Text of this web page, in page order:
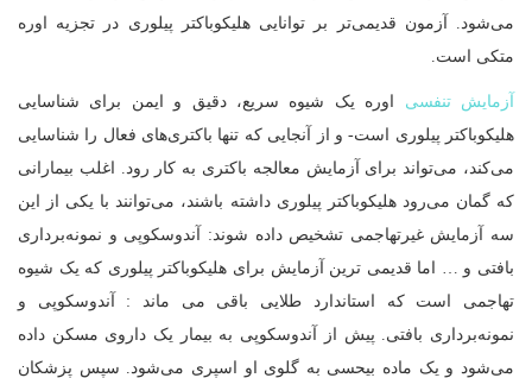
می‌‌شود. آزمون قدیمی‌تر بر توانایی هلیکوباکتر پیلوری در تجزیه اوره
متکی است.
آزمایش تنفسی اوره یک شیوه سریع، دقیق و ایمن برای شناسایی
هلیکوباکتر پیلوری است- و از آنجایی که تنها باکتری‌های فعال را شناسایی
می‌کند، می‌تواند برای آزمایش معالجه باکتری به کار رود. اغلب بیمارانی
که گمان می‌رود هلیکوباکتر پیلوری داشته باشند، می‌توانند با یکی از این
سه آزمایش غیرتهاجمی تشخیص داده شوند: آندوسکوپی و نمونه‌برداری
بافتی و … اما قدیمی ترین آزمایش برای هلیکوباکتر پیلوری که یک شیوه
تهاجمی است که استاندارد طلایی باقی می ماند : آندوسکوپی و
نمونه‌برداری بافتی. پیش از آندوسکوپی به بیمار یک داروی مسکن داده
می‌شود و یک ماده بیحسی به گلوی او اسپری می‌شود. سپس پزشکان